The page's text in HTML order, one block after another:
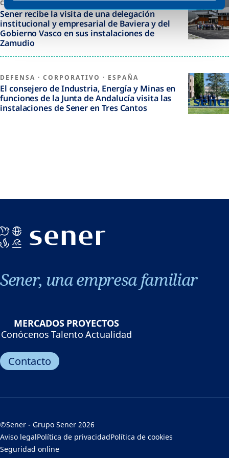
CORPORATIVO
Sener recibe la visita de una delegación
institucional y empresarial de Baviera y del
Gobierno Vasco en sus instalaciones de
Zamudio
DEFENSA · CORPORATIVO · ESPAÑA
El consejero de Industria, Energía y Minas en
funciones de la Junta de Andalucía visita las
instalaciones de Sener en Tres Cantos
Sener, una empresa familiar
MERCADOS PROYECTOS
Conócenos Talento Actualidad
Contacto
©Sener - Grupo Sener 2026
Aviso legalPolítica de privacidadPolítica de cookies
Seguridad online